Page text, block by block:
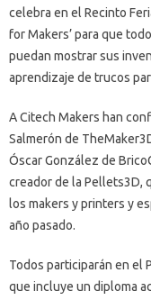
celebra en el Recinto
for Makers’ para que
puedan mostrar sus
aprendizaje de trucos
A Citech Makers han
Salmerón de
Óscar González de
creador de la Pellets3D,
los makers y printers y
año pasado.
Todos participarán en el
que incluye un diploma